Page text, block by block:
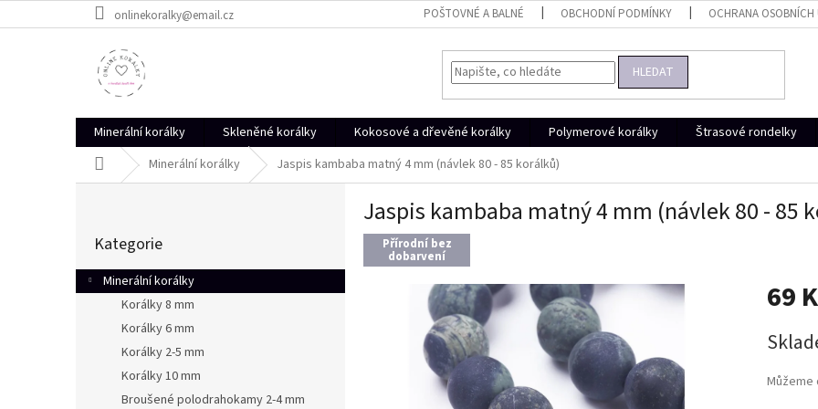
na
onlinekoralky@email.cz POŠTOVNÉ A BALNÉ OBCHODNÍ PODMÍNKY OCHRANA OSOBNÍCH
HLEDAT
Minerální korálky Skleněné korálky Kokosové a dřevěné korálky Polymerové korálky Štrasové rondelky
Domů Minerální korálky Jaspis kambaba matný 4 mm (návlek 80 - 85 korálků)
r
a
kategorie
Kategorie
Minerální korálky
Korálky 8 mm
Korálky 6 mm
Korálky 2-5 mm
Korálky 10 mm
Broušené polodrahokamy 2-4 mm
Jaspis kambaba matný 4 mm (návlek 80 - 85
Přírodní bez
dobarvení
69
cena:
Můžeme